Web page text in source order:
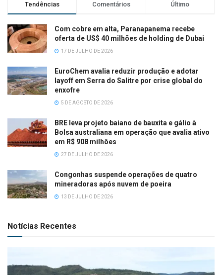
Tendências Comentários Último
Com cobre em alta, Paranapanema recebe
oferta de US$ 40 milhões de holding de Dubai
17 DE JULHO DE 2026
EuroChem avalia reduzir produção e adotar
layoff em Serra do Salitre por crise global do
enxofre
5 DE AGOSTO DE 2026
BRE leva projeto baiano de bauxita e gálio à
Bolsa australiana em operação que avalia ativo
em R$ 908 milhões
27 DE JULHO DE 2026
Congonhas suspende operações de quatro
mineradoras após nuvem de poeira
13 DE JULHO DE 2026
Notícias Recentes